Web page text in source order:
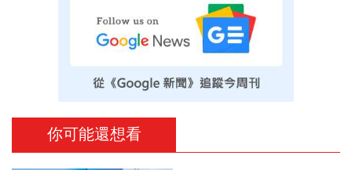
你可能還想看